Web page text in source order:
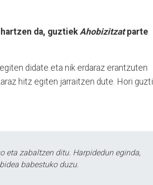
da, guztiek Ahobizitzatparte
didate eta nik erdaraz erantzuten
hitz egiten jarraitzen dute. Hori
eta zabaltzen ditu. Harpidedun eginda,
babestuko duzu.